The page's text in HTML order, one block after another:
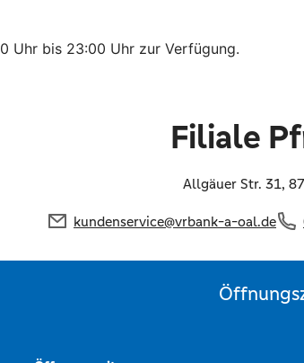
Uhr bis 23:00 Uhr zur Verfügung.